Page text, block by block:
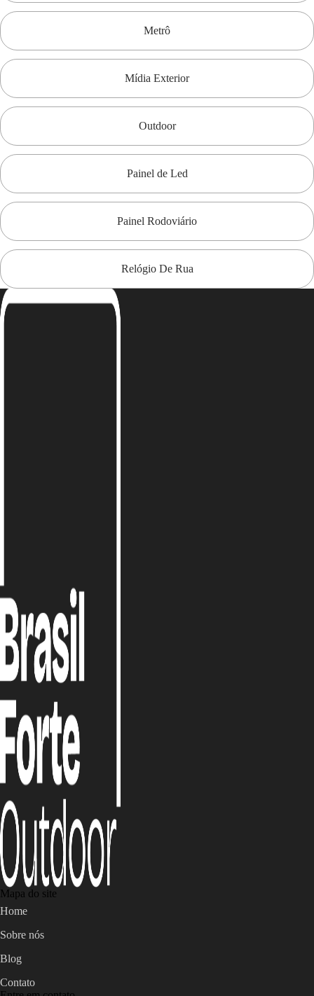
Metrô
Mídia Exterior
Outdoor
Painel de Led
Painel Rodoviário
Relógio De Rua
Mapa do site
Home
Sobre nós
Blog
Contato